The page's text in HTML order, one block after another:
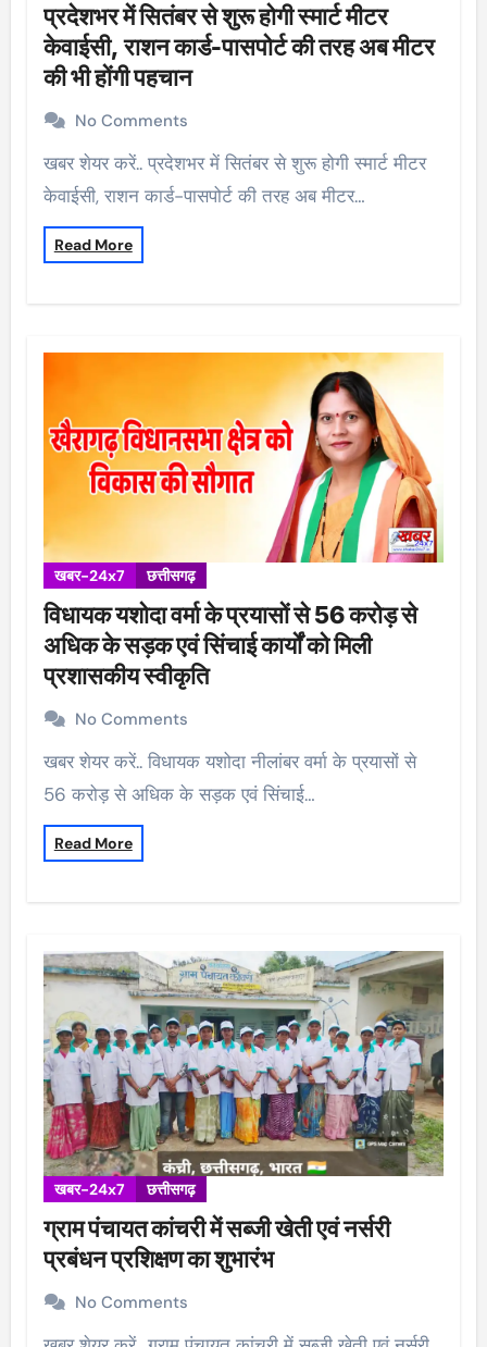
प्रदेशभर में सितंबर से शुरू होगी स्मार्ट मीटर
केवाईसी, राशन कार्ड-पासपोर्ट की तरह अब मीटर
की भी होंगी पहचान
No Comments
खबर शेयर करें.. प्रदेशभर में सितंबर से शुरू होगी स्मार्ट मीटर
केवाईसी, राशन कार्ड-पासपोर्ट की तरह अब मीटर…
Read More
खबर-24x7 छत्तीसगढ़
विधायक यशोदा वर्मा के प्रयासों से 56 करोड़ से
अधिक के सड़क एवं सिंचाई कार्यों को मिली
प्रशासकीय स्वीकृति
No Comments
खबर शेयर करें.. विधायक यशोदा नीलांबर वर्मा के प्रयासों से
56 करोड़ से अधिक के सड़क एवं सिंचाई…
Read More
खबर-24x7 छत्तीसगढ़
ग्राम पंचायत कांचरी में सब्जी खेती एवं नर्सरी
प्रबंधन प्रशिक्षण का शुभारंभ
No Comments